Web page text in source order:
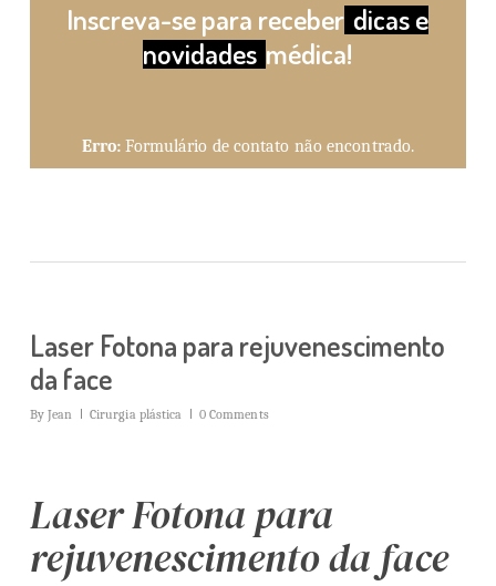
Inscreva-se para receber dicas e
novidades médica!
Erro: Formulário de contato não encontrado.
Laser Fotona para rejuvenescimento
da face
By Jean Cirurgia plástica 0 Comments
Laser Fotona para
rejuvenescimento da face